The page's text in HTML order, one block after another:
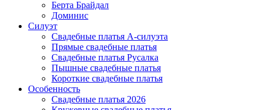
Берта Брайдал
Доминис
Силуэт
Свадебные платья А-силуэта
Прямые свадебные платья
Свадебные платья Русалка
Пышные свадебные платья
Короткие свадебные платья
Особенность
Свадебные платья 2026